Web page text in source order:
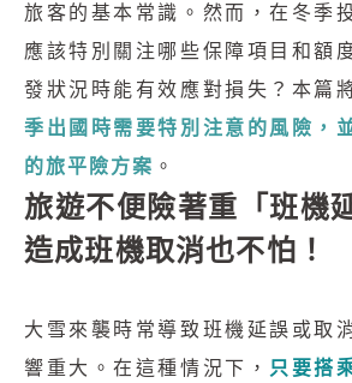
旅客的基本常識。然而，在冬季
應該特別關注哪些保障項目和額
發狀況時能有效應對損失？本篇
季出國時需要特別注意的風險，
的旅平險方案 。
旅遊不便險著重「班機
造成班機取消也不怕！
大雪來襲時常導致班機延誤或取
響重大。在這種情況下， 只要搭